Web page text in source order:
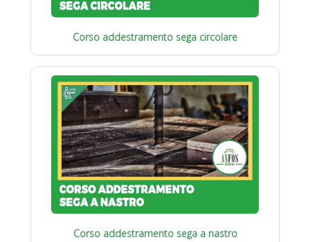
Corso addestramento sega circolare
Corso addestramento sega a nastro